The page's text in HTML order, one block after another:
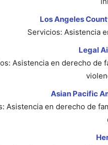
Los Angeles
Servicios: Asistencia
Legal
Asistencia en derecho de
Asian Pacific
Asistencia en derecho de